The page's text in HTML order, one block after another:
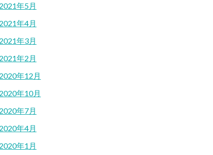
2021年5月
2021年4月
2021年3月
2021年2月
2020年12月
2020年10月
2020年7月
2020年4月
2020年1月